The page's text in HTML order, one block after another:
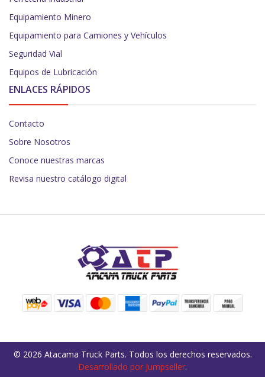
Equipamiento Minero
Equipamiento para Camiones y Vehículos
Seguridad Vial
Equipos de Lubricación
ENLACES RÁPIDOS
Contacto
Sobre Nosotros
Conoce nuestras marcas
Revisa nuestro catálogo digital
© 2026 Atacama Truck Parts. Todos los derechos reservados.
Desarrollado por Jumpseller.